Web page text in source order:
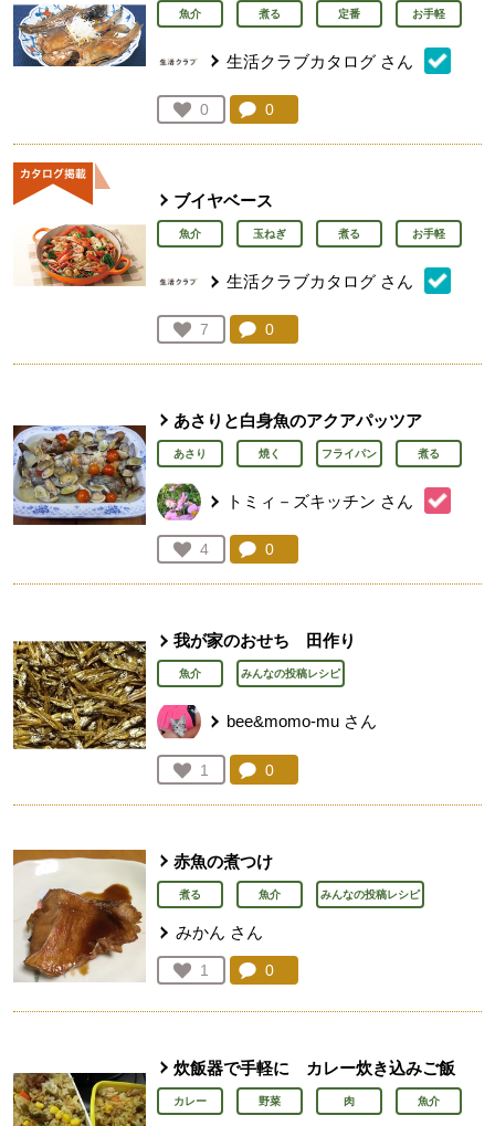
魚介 煮る 定番 お手軽
生活クラブカタログ さん
お気に入り登録：
0
人が登録
コメント：
0
ブイヤベース
魚介 玉ねぎ 煮る お手軽
生活クラブカタログ さん
お気に入り登録：
7
人が登録
コメント：
0
あさりと白身魚のアクアパッツア
あさり 焼く フライパン 煮る
トミィ－ズキッチン さん
お気に入り登録：
4
人が登録
コメント：
0
我が家のおせち 田作り
魚介 みんなの投稿レシピ
bee&momo-mu さん
お気に入り登録：
1
人が登録
コメント：
0
赤魚の煮つけ
煮る 魚介 みんなの投稿レシピ
みかん さん
お気に入り登録：
1
人が登録
コメント：
0
炊飯器で手軽に カレー炊き込みご飯
カレー 野菜 肉 魚介